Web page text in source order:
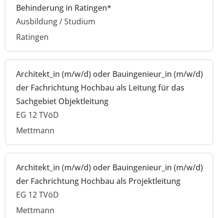
Behinderung in Ratingen*
Ausbildung / Studium
Ratingen
Architekt_in (m/w/d) oder Bauingenieur_in (m/w/d)
der Fachrichtung Hochbau als Leitung für das
Sachgebiet Objektleitung
EG 12 TVöD
Mettmann
Architekt_in (m/w/d) oder Bauingenieur_in (m/w/d)
der Fachrichtung Hochbau als Projektleitung
EG 12 TVöD
Mettmann